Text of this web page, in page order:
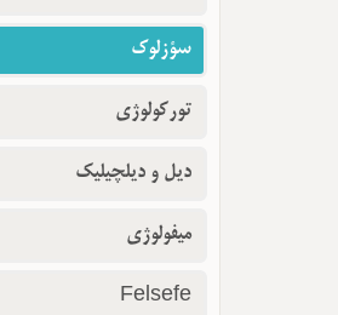
سؤزلوک
تورکولوژی
دیل و دیلچیلیک
میفولوژی
Felsefe